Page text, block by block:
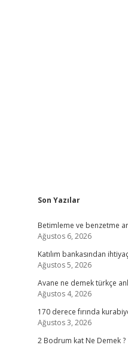
Sidebar
Son Yazılar
Betimleme ve benzetme
Ağustos 6, 2026
Katılım bankasından
Ağustos 5, 2026
Avane ne demek türkçe
Ağustos 4, 2026
170 derece fırında
Ağustos 3, 2026
2 Bodrum kat Ne Demek ?